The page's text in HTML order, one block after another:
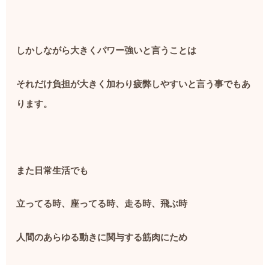
しかしながら大きくパワー強いと言うことは
それだけ負担が大きく加わり疲弊しやすいと言う事でもあ
ります。
また日常生活でも
立ってる時、座ってる時、走る時、飛ぶ時
人間のあらゆる動きに関与する筋肉にため